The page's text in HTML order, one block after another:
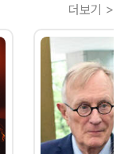
더보기 >